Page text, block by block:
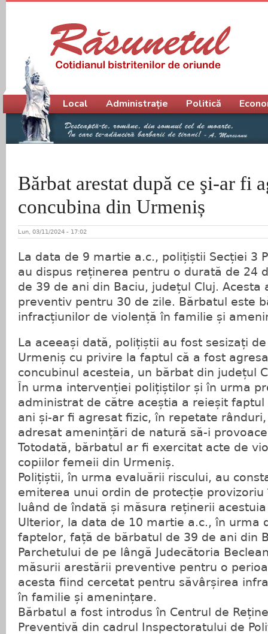
Bărbat arestat după ce şi-ar fi
concubina din Urmeniș
Lun, 03/11/2024 - 17:02
La data de 9 martie a.c., polițiștii Secției 3
au dispus reținerea pentru o durată de 24
de 39 de ani din Baciu, județul Cluj.
preventiv pentru 30 de zile. Bărbatul este
infracțiunilor de violență în familie și
La aceeași dată, polițiștii au fost sesizați
Urmeniș cu privire la faptul că a fost
concubinul acesteia, un bărbat din județul
În urma intervenției polițiștilor și în urma
administrat de către aceștia a reieșit
ani și-ar fi agresat fizic, în repetate
adresat amenințări de natură să-i
Totodată, bărbatul ar fi exercitat acte de
copiilor femeii din Urmeniș.
Polițiștii, în urma evaluării riscului, au
emiterea unui ordin de protecție
luând de îndată și măsura reținerii
Ulterior, la data de 10 martie a.c., în urma
faptelor, față de bărbatul de 39 de ani din
Parchetului de pe lângă Judecătoria
măsurii arestării preventive pentru o
acesta fiind cercetat pentru săvârșirea
în familie și amenințare.
Bărbatul a fost introdus în Centrul de
Preventivă din cadrul Inspectoratului de
Meniu principal
Local Administrație Politică